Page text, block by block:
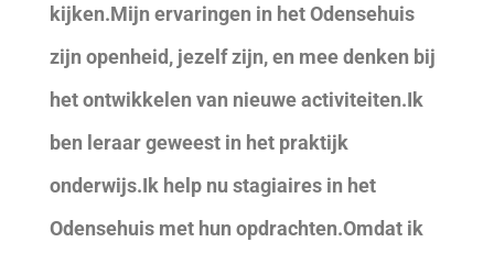
kijken.Mijn ervaringen in het Odensehuis
zijn openheid, jezelf zijn, en mee denken bij
het ontwikkelen van nieuwe activiteiten.Ik
ben leraar geweest in het praktijk
onderwijs.Ik help nu stagiaires in het
Odensehuis met hun opdrachten.Omdat ik